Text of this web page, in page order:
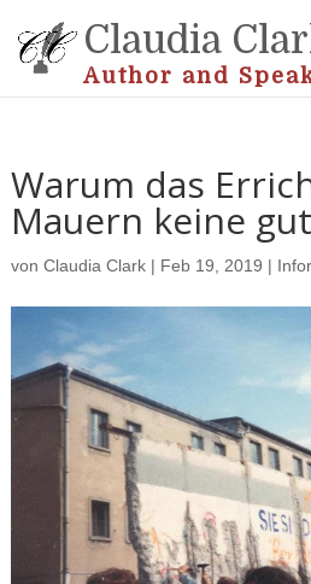
Claudia
Author and
Warum das
Mauern keine
von Claudia Clark| Feb 19, 2019 |